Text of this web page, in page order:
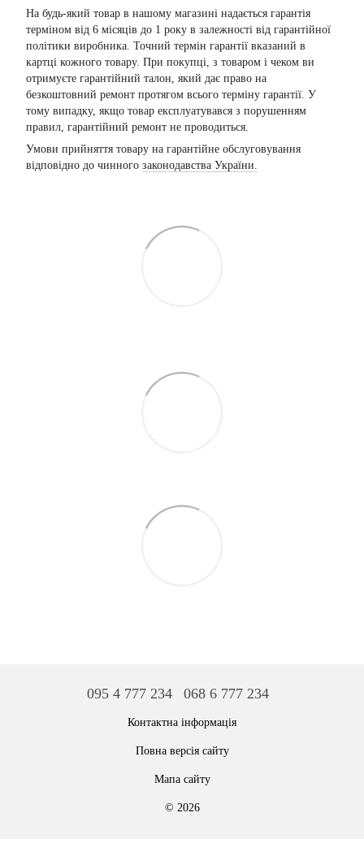
На будь-який товар в нашому магазині надається гарантія
терміном від 6 місяців до 1 року в залежності від гарантійної
політики виробника. Точний термін гарантії вказаний в
картці кожного товару. При покупці, з товаром і чеком ви
отримуєте гарантійний талон, який дає право на
безкоштовний ремонт протягом всього терміну гарантії. У
тому випадку, якщо товар експлуатувався з порушенням
правил, гарантійний ремонт не проводиться.
Умови прийняття товару на гарантійне обслуговування
відповідно до чинного законодавства України.
095 4 777 234 068 6 777 234
Контактна інформація
Повна версія сайту
Мапа сайту
© 2026